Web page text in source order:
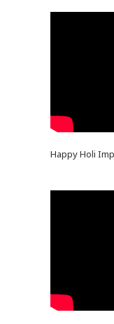
Happy Holi